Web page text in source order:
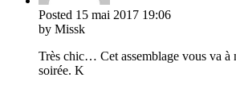
Posted 15 mai 2017 19:06
by Missk
Très chic… Cet assemblage vous va à
soirée. K